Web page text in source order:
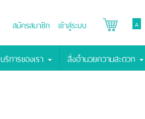
สมัครสมาชิก เข้าสู่ระบบ A
บริการของเรา สิ่งอำนวยความสะดวก